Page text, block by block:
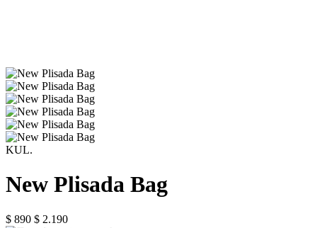
KUL.
New Plisada Bag
$ 890 $ 2.190